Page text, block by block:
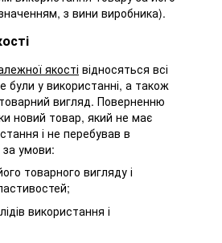
з вини виробника).
якості відносяться всі
були у використанні, а також
вигляд. Поверненню
новий товар, який не має
і не перебував в
за умови:
товарного вигляду і
використання і